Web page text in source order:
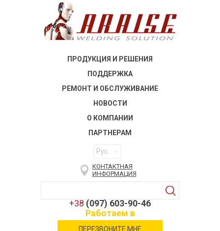
ПРОДУКЦИЯ И РЕШЕНИЯ
ПОДДЕРЖКА
РЕМОНТ И ОБСЛУЖИВАНИЕ
НОВОСТИ
О КОМПАНИИ
ПАРТНЕРАМ
Рус
КОНТАКТНАЯ
ИНФОРМАЦИЯ
+38 (097) 603-90-46
Работаем в
военное время
ПЕРЕЗВОНИТЕ МНЕ